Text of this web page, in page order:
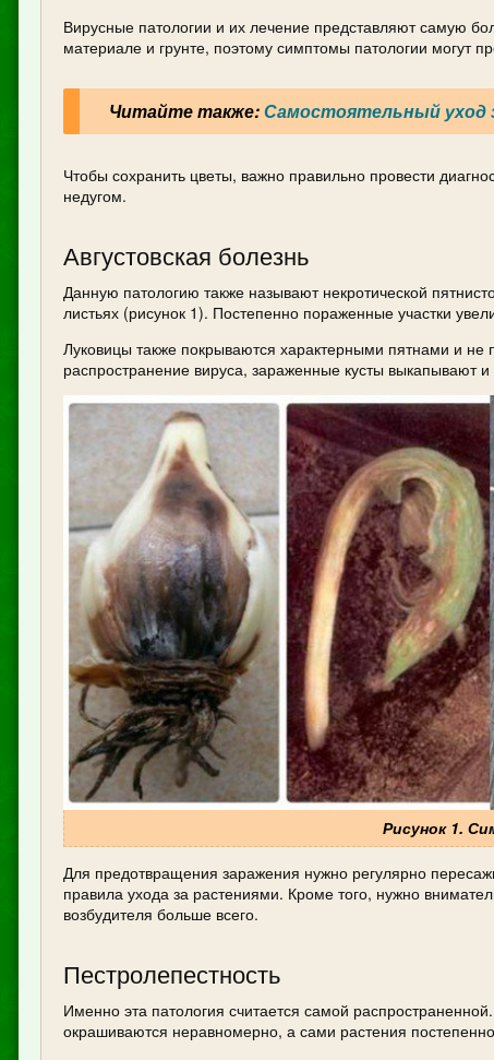
Вирусные патологии и их лечение представляют самую
материале и грунте, поэтому симптомы патологии могут
Читайте также:Самостоятельный уход
Чтобы сохранить цветы, важно правильно провести
недугом.
Августовская болезнь
Данную патологию также называют некротической
листьях (рисунок 1). Постепенно пораженные участки
Луковицы также покрываются характерными пятнами и
распространение вируса, зараженные кусты выкапывают
Рисунок 1.
Для предотвращения заражения нужно регулярно
правила ухода за растениями. Кроме того, нужно
возбудителя больше всего.
Пестролепестность
Именно эта патология считается самой
окрашиваются неравномерно, а сами растения